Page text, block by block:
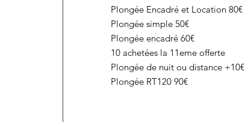
Plongée Encadré et Location 80€
Plongée simple 50€
Plongée encadré 60€
10 achetées la 11eme offerte
Plongée de nuit ou distance +10€
Plongée RT120 90€